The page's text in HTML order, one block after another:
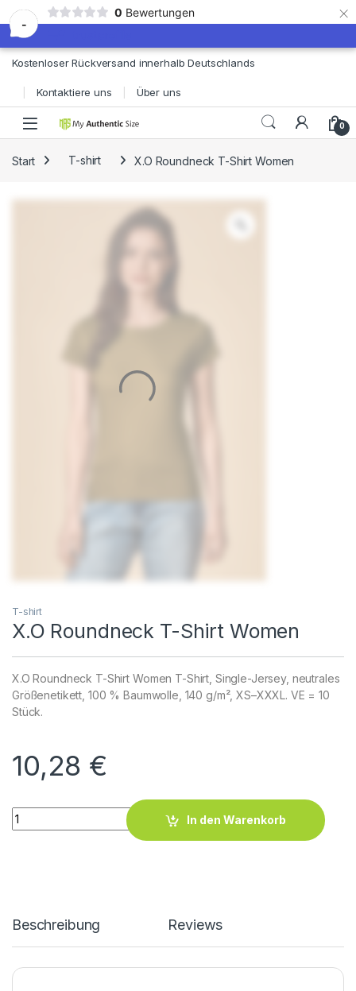
-
0 Bewertungen ×
Skip to navigation
Skip to content
Kostenloser Rückversand innerhalb Deutschlands
Kontaktiere uns Über uns
0
Start T-shirt X.O Roundneck T-Shirt Women
T-shirt
X.O Roundneck T-Shirt Women
X.O Roundneck T-Shirt Women T-Shirt, Single-Jersey, neutrales
Größenetikett, 100 % Baumwolle, 140 g/m², XS–XXXL. VE = 10
Stück.
10,28 €
X.O Roundneck T-Shirt Women quantity
In den Warenkorb
Beschreibung Reviews